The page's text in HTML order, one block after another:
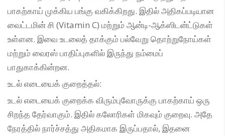
பாகற்காய் முக்கிய பங்கு வகிக்கிறது. இதில் அதிகப்படியான
வைட்டமின் சி (Vitamin C) மற்றும் ஆன்டி-ஆக்ஸிடன்ட்டுகள்
உள்ளன. இவை உடலைத் தாக்கும் பல்வேறு தொற்றுநோய்கள்
மற்றும் வைரஸ் பாதிப்புகளில் இருந்து நம்மைப்
பாதுகாக்கின்றன.
உடல் எடையைக் குறைத்தல்:
உடல் எடையைக் குறைக்க விரும்புவோருக்கு பாகற்காய் ஒரு
சிறந்த தேர்வாகும். இதில் கலோரிகள் மிகவும் குறைவு. அதே
நேரத்தில் நார்ச்சத்து அதிகமாக இருப்பதால், இதனை